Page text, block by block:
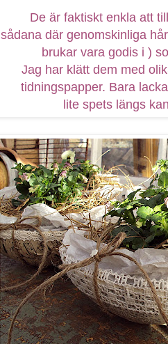
De är faktiskt enkla att
sådana där genomskinliga
brukar vara godis i )
Jag har klätt dem med
tidningspapper. Bara
lite spets längs